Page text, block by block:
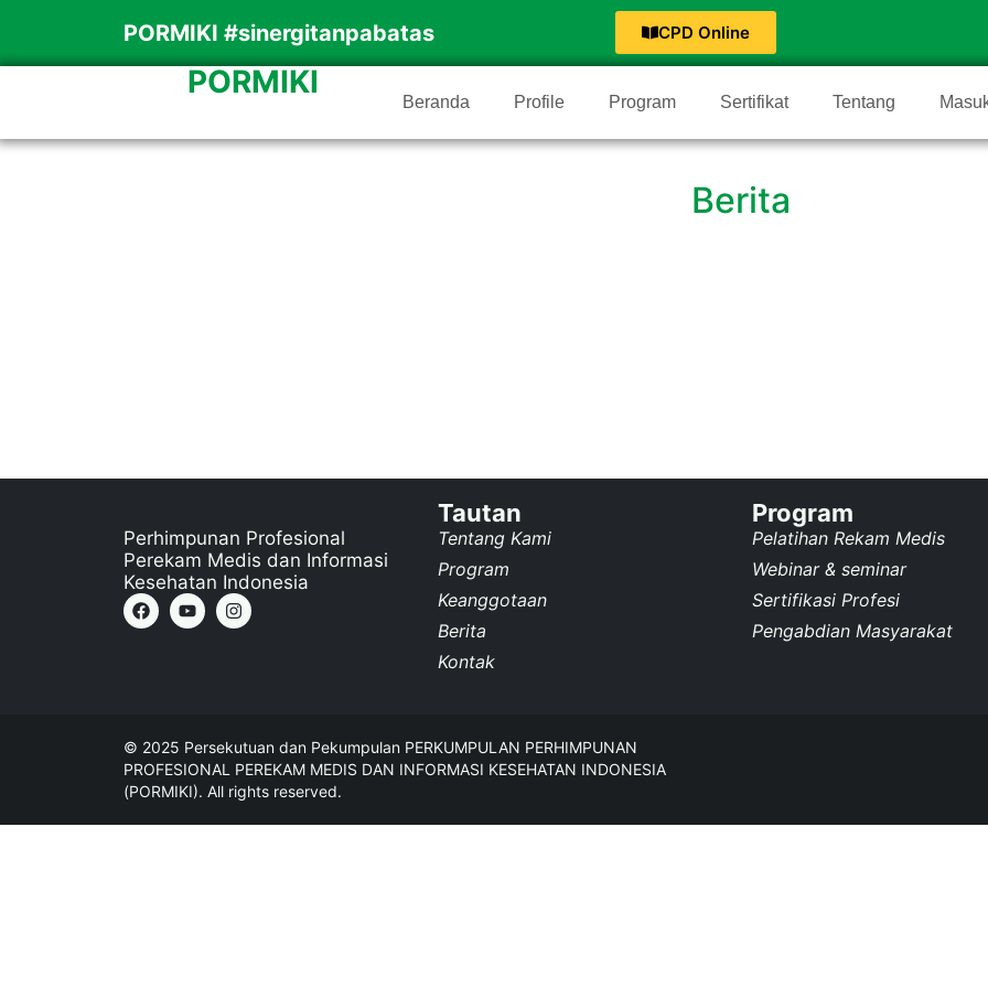
PORMIKI #sinergitanpabatas CPD Online
PORMIKI
Beranda Profile Program Sertifikat Tentang
Berita
Perhimpunan Profesional
Perekam Medis dan Informasi
Kesehatan Indonesia
Tautan
Tentang Kami
Program
Keanggotaan
Berita
Kontak
Program
Pelatihan Rekam Medis
Webinar & seminar
Sertifikasi Profesi
Pengabdian Masyarakat
© 2025 Persekutuan dan Pekumpulan PERKUMPULAN PERHIMPUNAN
PROFESIONAL PEREKAM MEDIS DAN INFORMASI KESEHATAN INDONESIA
(PORMIKI). All rights reserved.